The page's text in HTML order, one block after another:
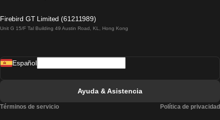
Tren De Lisboa A Madrid
Firebird GT Limited (61211989)
Unit G 15/F Tal Building 49 Austin Road, KL, Hong Kong
Español
Ayuda & Asistencia
Términos de servicio Política de privacidad